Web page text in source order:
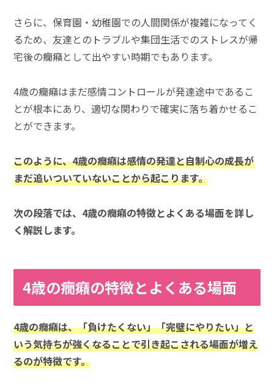
さらに、保育園・幼稚園での人間関係が複雑になってく
るため、友達とのトラブルや集団生活でのストレスが帰
宅後の癇癪として出やすい時期でもあります。
4歳の癇癪はまだ感情コントロールが発達途中であるこ
とが根本にあり、適切な関わりで確実に落ち着かせるこ
とができます。
このように、4歳の癇癪は感情の発達と自制心の成長が
まだ追いついていないことから起こります。
次の段落では、4歳の癇癪の特徴とよくある場面を詳し
く解説します。
4歳の癇癪の特徴とよくある場面
4歳の癇癪は、「負けたくない」「完璧にやりたい」と
いう気持ちが強くなることで引き起こされる場面が増え
るのが特徴です。